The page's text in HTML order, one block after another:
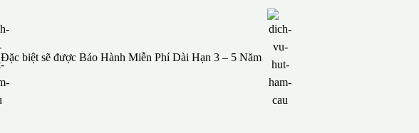
Đặc biệt sẽ được Bảo Hành Miễn Phí Dài Hạn 3 – 5 Năm